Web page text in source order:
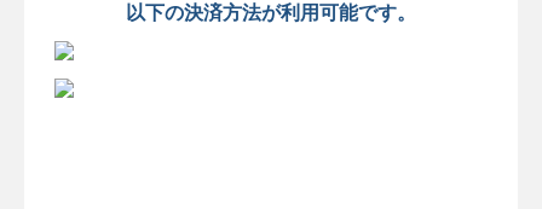
以下の決済方法が利用可能です。